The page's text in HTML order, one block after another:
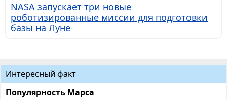
NASA запускает три новые
роботизированные миссии для подготовки
базы на Луне
Интересный факт
Популярность Марса